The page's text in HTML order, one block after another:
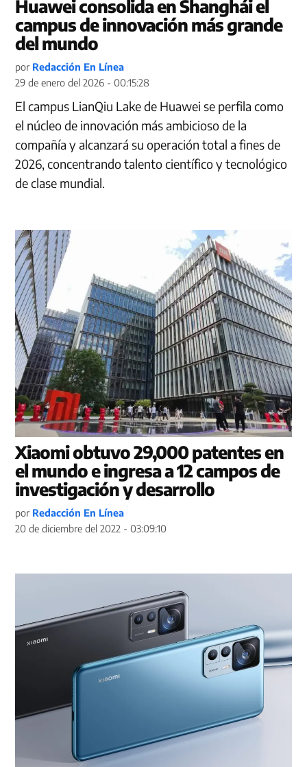
Huawei consolida en Shanghái el
campus de innovación más grande
del mundo
por Redacción En Línea
29 de enero del 2026 - 00:15:28
El campus LianQiu Lake de Huawei se perfila como
el núcleo de innovación más ambicioso de la
compañía y alcanzará su operación total a fines de
2026, concentrando talento científico y tecnológico
de clase mundial.
Xiaomi obtuvo 29,000 patentes en
el mundo e ingresa a 12 campos de
investigación y desarrollo
por Redacción En Línea
20 de diciembre del 2022 - 03:09:10